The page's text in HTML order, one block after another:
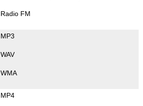
Radio FM
MP3
WAV
WMA
MP4